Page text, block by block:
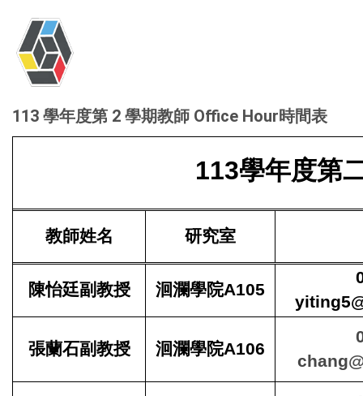
113 學年度第 2 學期教師 Office Hour時間表
113學年度第
教師姓名 研究室
陳怡廷副教授 洄瀾學院A105
張蘭石副教授 洄瀾學院A106